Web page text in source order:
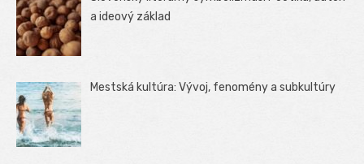
a ideový základ
Mestská kultúra: Vývoj, fenomény a subkultúry